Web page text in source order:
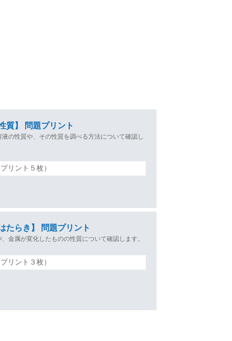
質】 問題プリント
の性質や、その性質を調べる方法について確認し
プリント５枚）
たらき】 問題プリント
金属が変化したものの性質について確認します。
プリント３枚）